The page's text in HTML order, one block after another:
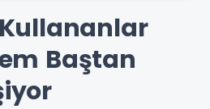
Baştan